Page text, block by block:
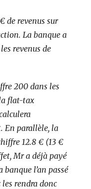
de revenus sur
La banque a
revenus de
200 dans les
la flat-tax
En parallèle, la
12.8 € (13 €
Mr a déjà payé
l’an passé
les rendra donc